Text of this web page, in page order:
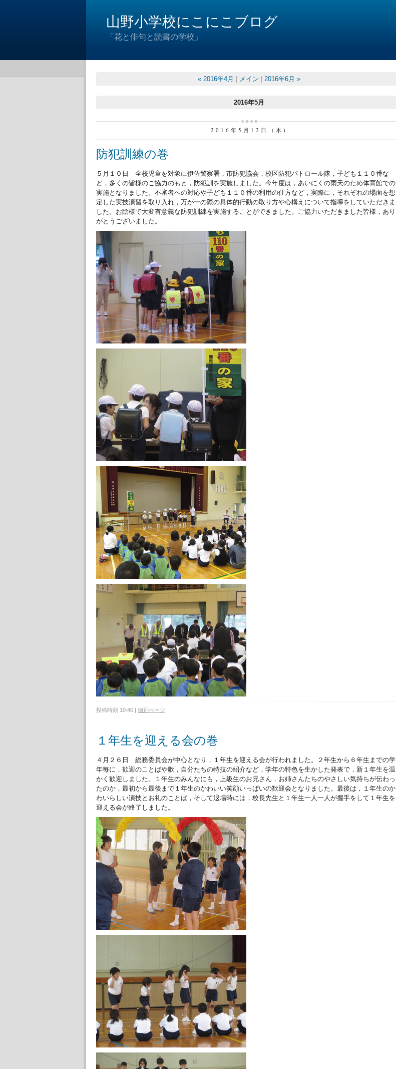
山野小学校にこにこブログ
「花と俳句と読書の学校」
« 2016年4月 メイン 2016年6月 »
2016年5月
2016年5月12日 (木)
防犯訓練の巻
５月１０日 全校児童を対象に伊佐警察署，市防犯協会，校区防犯パトロール隊，子ども１１０番な
ど，多くの皆様のご協力のもと，防犯訓を実施しました。今年度は，あいにくの雨天のため体育館での
実施となりました。不審者への対応や子ども１１０番の利用の仕方など，実際に，それぞれの場面を想
定した実技演習を取り入れ，万が一の際の具体的行動の取り方や心構えについて指導をしていただきま
した。お陰様で大変有意義な防犯訓練を実施することができました。ご協力いただきました皆様，あり
がとうございました。
投稿時刻 10:40 | 個別ページ
１年生を迎える会の巻
４月２６日 総務委員会が中心となり，１年生を迎える会が行われました。２年生から６年生までの学
年毎に，歓迎のことばや歌，自分たちの特技の紹介など，学年の特色を生かした発表で，新１年生を温
かく歓迎しました。１年生のみんなにも，上級生のお兄さん，お姉さんたちのやさしい気持ちが伝わっ
たのか，最初から最後まで１年生のかわいい笑顔いっぱいの歓迎会となりました。最後は，１年生のか
わいらしい演技とお礼のことば，そして退場時には，校長先生と１年生一人一人が握手をして１年生を
迎える会が終了しました。